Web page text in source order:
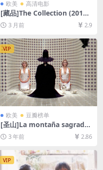
欧美 高清电影
[藏品]The Collection (2012)
[百度网盘+夸克网盘1080P超
清未删减资源][网盘在线播放/
下载][MP4/5.3GB][中英字幕]
3 月前 2.9
VIP
欧美 豆瓣榜单
[圣山]La montaña sagrada
(1973)[百度网盘+迅雷云盘资
源1080P超清未删减][MP4/8
谐加密压缩包]
3 年前 2.86
VIP